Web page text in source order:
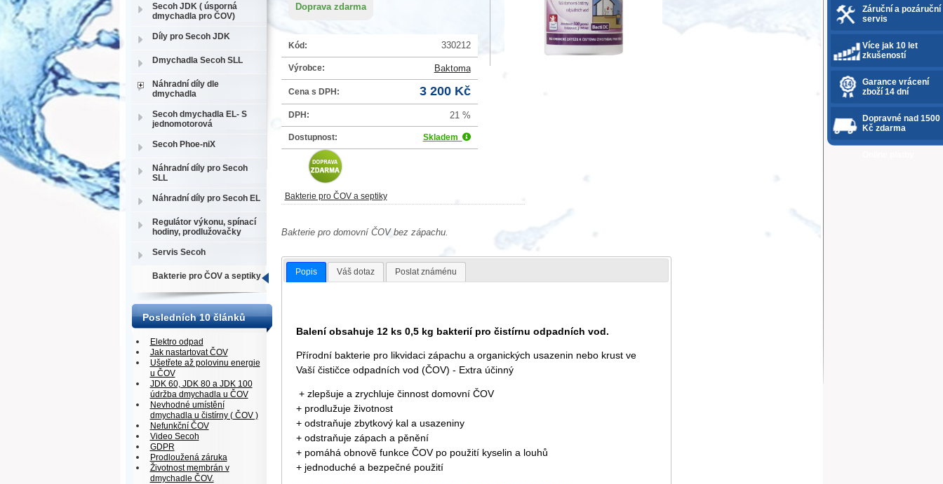
Doprava zdarma
Kód: 330212
Výrobce: Baktoma
Cena s DPH: 3 200 Kč
DPH: 21 %
Dostupnost: Skladem
Bakterie pro ČOV a septiky
Bakterie pro domovní ČOV bez zápachu.
Popis Váš dotaz Poslat známénu
Balení obsahuje 12 ks 0,5 kg bakterií pro čistírnu odpadních vod.
Přírodní bakterie pro likvidaci zápachu a organických usazenin nebo krust ve
Vaší čističce odpadních vod (ČOV) - Extra účinný
+ zlepšuje a zrychluje činnost domovní ČOV
+ prodlužuje životnost
+ odstraňuje zbytkový kal a usazeniny
+ odstraňuje zápach a pěnění
+ pomáhá obnově funkce ČOV po použití kyselin a louhů
+ jednoduché a bezpečné použití
Secoh JDK ( úsporná
dmychadla pro ČOV)
Díly pro Secoh JDK
Dmychadla Secoh SLL
Náhradní díly dle
dmychadla
Secoh dmychadla EL- S
jednomotorová
Secoh Phoe-niX
Náhradní díly pro Secoh
SLL
Náhradní díly pro Secoh EL
Regulátor výkonu, spínací
hodiny, prodlužovačky
Servis Secoh
Bakterie pro ČOV a septiky
Posledních 10 článků
Elektro odpad
Jak nastartovat ČOV
Ušetřete až polovinu energie
u ČOV
JDK 60, JDK 80 a JDK 100
údržba dmychadla u ČOV
Nevhodné umístění
dmychadla u čistírny ( ČOV )
Nefunkční ČOV
Video Secoh
GDPR
Prodloužená záruka
Životnost membrán v
dmychadle ČOV.
Záruční a pozáruční
servis
Více jak 10 let
zkušeností
Garance vrácení
zboží 14 dní
Dopravné nad 1500
Kč zdarma